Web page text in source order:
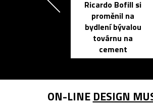
Ricardo Bofill si
proměnil na
bydlení bývalou
továrnu na
cement
ON-LINE DESIGN